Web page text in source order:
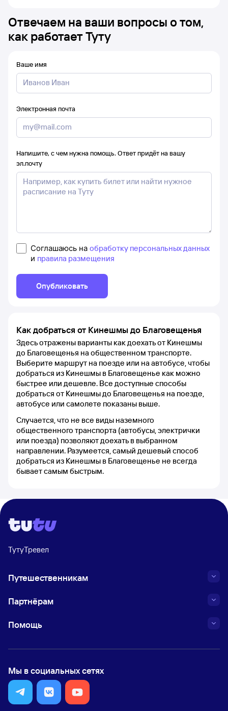
Отвечаем на ваши вопросы о том,
как работает Туту
Ваше имя
Электронная почта
Напишите, с чем нужна помощь. Ответ придёт на вашу
эл.почту
Соглашаюсь на обработку персональных данных
и правила размещения
Опубликовать
Как добраться от Кинешмы до Благовещенья
Здесь отражены варианты как доехать от Кинешмы
до Благовещенья на общественном транспорте.
Выберите маршрут на поезде или на автобусе, чтобы
добраться из Кинешмы в Благовещенье как можно
быстрее или дешевле. Все доступные способы
добраться от Кинешмы до Благовещенья на поезде,
автобусе или самолете показаны выше.
Случается, что не все виды наземного
общественного транспорта (автобусы, электрички
или поезда) позволяют доехать в выбранном
направлении. Разумеется, самый дешевый способ
добраться из Кинешмы в Благовещенье не всегда
бывает самым быстрым.
ТутуТревел
Путешественникам
Партнёрам
Помощь
Мы в социальных сетях